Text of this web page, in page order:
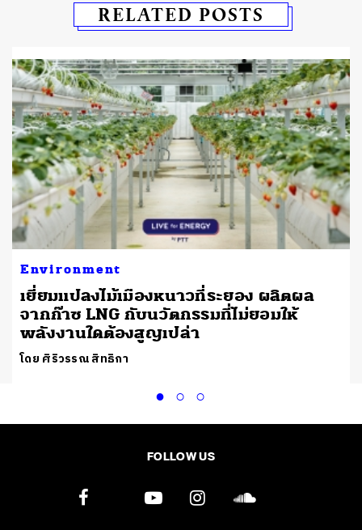
RELATED POSTS
Environment
เยี่ยมแปลงไม้เมืองหนาวที่ระยอง ผลิตผล
จากก๊าซ LNG กับนวัตกรรมที่ไม่ยอมให้
พลังงานใดต้องสูญเปล่า
โดย ศิริวรรณ สิทธิกา
FOLLOW US